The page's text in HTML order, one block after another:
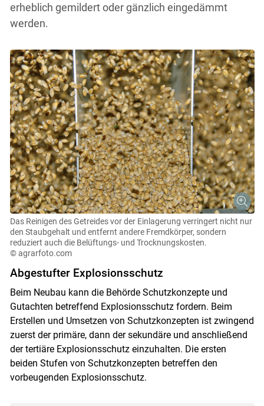
erheblich gemildert oder gänzlich eingedämmt
werden.
Das Reinigen des Getreides vor der Einlagerung verringert nicht nur
den Staubgehalt und entfernt andere Fremdkörper, sondern
reduziert auch die Belüftungs- und Trocknungskosten.
© agrarfoto.com
Abgestufter Explosionsschutz
Beim Neubau kann die Behörde Schutzkonzepte und
Gutachten betreffend Explosionsschutz fordern. Beim
Erstellen und Umsetzen von Schutzkonzepten ist zwingend
zuerst der primäre, dann der sekundäre und anschließend
der tertiäre Explosionsschutz einzuhalten. Die ersten
beiden Stufen von Schutzkonzepten betreffen den
vorbeugenden Explosionsschutz.